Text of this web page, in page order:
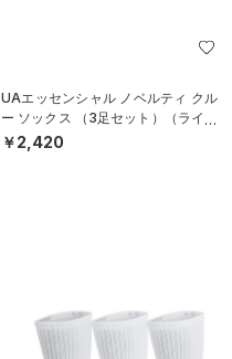
UAエッセンシャル ノベルティ クル
ー ソックス （3足セット）（ライフ
スタイル/WOMEN）
￥2,420